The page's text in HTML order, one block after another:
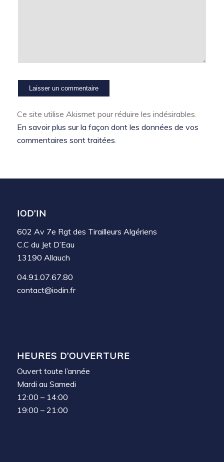
Ce site utilise Akismet pour réduire les indésirables.
En savoir plus sur la façon dont les données de vos
commentaires sont traitées.
IOD’IN
602 Av 7e Rgt des Tirailleurs Algériens
C.C du Jet D’Eau
13190 Allauch
04.91.07.67.80
contact@iodin.fr
HEURES D’OUVERTURE
Ouvert toute l’année
Mardi au Samedi
12:00 – 14:00
19:00 – 21:00